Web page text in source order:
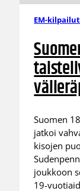
EM-kilpailut
Suomen
jatkoi
kisojen
joukkoon
19-